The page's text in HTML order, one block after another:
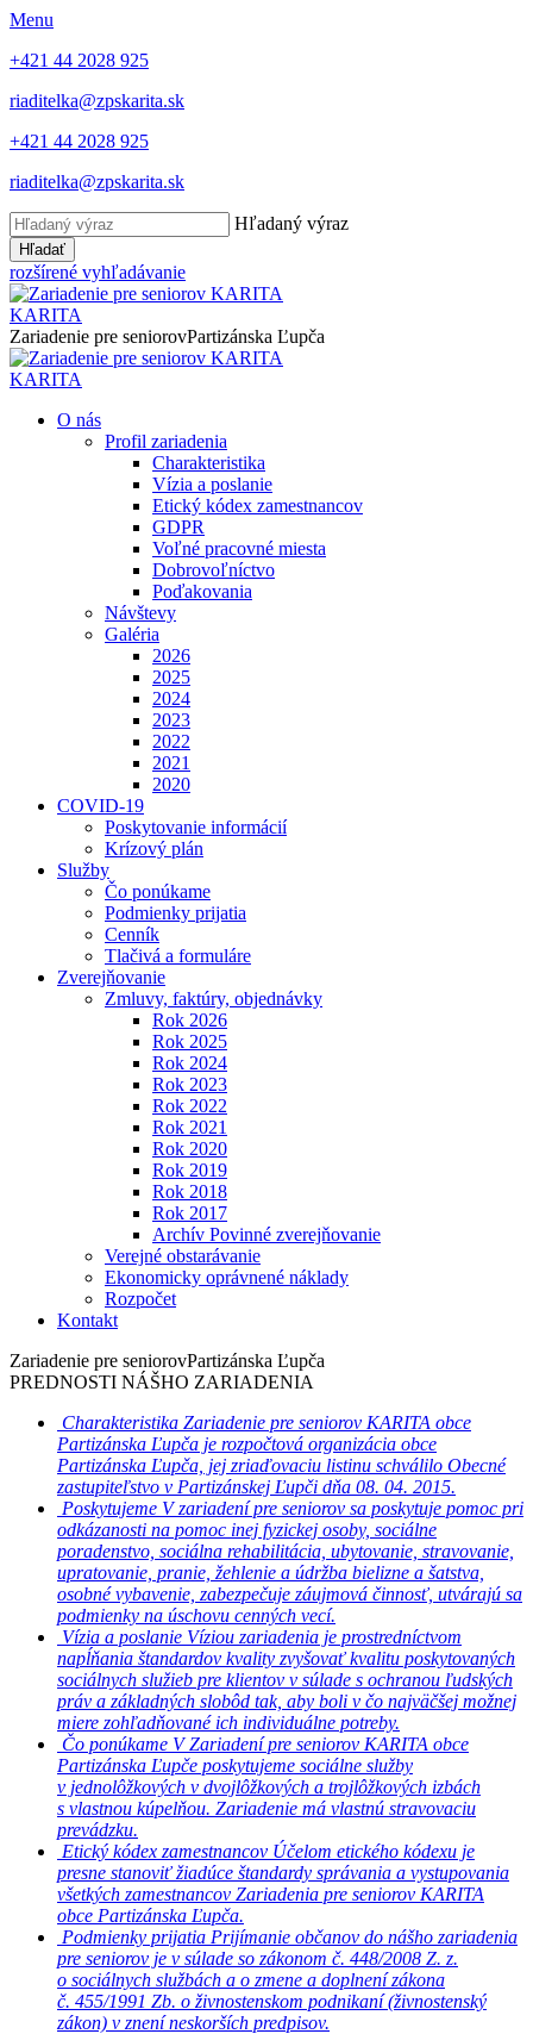
Menu
+421 44 2028 925
riaditelka@zpskarita.sk
+421 44 2028 925
riaditelka@zpskarita.sk
Hľadaný výraz
Hľadať
rozšírené vyhľadávanie
KARITA
Zariadenie pre seniorovPartizánska Ľupča
KARITA
O nás
Profil zariadenia
Charakteristika
Vízia a poslanie
Etický kódex zamestnancov
GDPR
Voľné pracovné miesta
Dobrovoľníctvo
Poďakovania
Návštevy
Galéria
2026
2025
2024
2023
2022
2021
2020
COVID-19
Poskytovanie informácií
Krízový plán
Služby
Čo ponúkame
Podmienky prijatia
Cenník
Tlačivá a formuláre
Zverejňovanie
Zmluvy, faktúry, objednávky
Rok 2026
Rok 2025
Rok 2024
Rok 2023
Rok 2022
Rok 2021
Rok 2020
Rok 2019
Rok 2018
Rok 2017
Archív Povinné zverejňovanie
Verejné obstarávanie
Ekonomicky oprávnené náklady
Rozpočet
Kontakt
Zariadenie pre seniorovPartizánska Ľupča
PREDNOSTI NÁŠHO ZARIADENIA
Charakteristika Zariadenie pre seniorov KARITA obce
Partizánska Ľupča je rozpočtová organizácia obce
Partizánska Ľupča, jej zriaďovaciu listinu schválilo Obecné
zastupiteľstvo v Partizánskej Ľupči dňa 08. 04. 2015.
Poskytujeme V zariadení pre seniorov sa poskytuje pomoc pri
odkázanosti na pomoc inej fyzickej osoby, sociálne
poradenstvo, sociálna rehabilitácia, ubytovanie, stravovanie,
upratovanie, pranie, žehlenie a údržba bielizne a šatstva,
osobné vybavenie, zabezpečuje záujmová činnosť, utvárajú sa
podmienky na úschovu cenných vecí.
Vízia a poslanie Víziou zariadenia je prostredníctvom
napĺňania štandardov kvality zvyšovať kvalitu poskytovaných
sociálnych služieb pre klientov v súlade s ochranou ľudských
práv a základných slobôd tak, aby boli v čo najväčšej možnej
miere zohľadňované ich individuálne potreby.
Čo ponúkame V Zariadení pre seniorov KARITA obce
Partizánska Ľupče poskytujeme sociálne služby
v jednolôžkových v dvojlôžkových a trojlôžkových izbách
s vlastnou kúpelňou. Zariadenie má vlastnú stravovaciu
prevádzku.
Etický kódex zamestnancov Účelom etického kódexu je
presne stanoviť žiadúce štandardy správania a vystupovania
všetkých zamestnancov Zariadenia pre seniorov KARITA
obce Partizánska Ľupča.
Podmienky prijatia Prijímanie občanov do nášho zariadenia
pre seniorov je v súlade so zákonom č. 448/2008 Z. z.
o sociálnych službách a o zmene a doplnení zákona
č. 455/1991 Zb. o živnostenskom podnikaní (živnostenský
zákon) v znení neskorších predpisov.